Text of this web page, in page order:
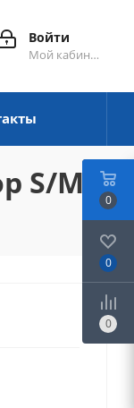
Войти
Мой кабинет
S/M 0
0
0